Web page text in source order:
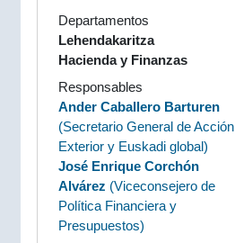
Departamentos
Lehendakaritza
Hacienda y Finanzas
Responsables
Ander Caballero Barturen
(Secretario General de Acción
Exterior y Euskadi global)
José Enrique Corchón
Alvárez (Viceconsejero de
Política Financiera y
Presupuestos)